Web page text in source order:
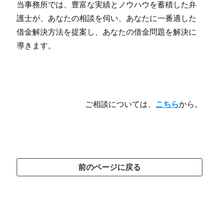
当事務所では、豊富な実績とノウハウを蓄積した弁
護士が、あなたの相談を伺い、あなたに一番適した
借金解決方法を提案し、あなたの借金問題を解決に
導きます。
ご相談については、 こちらから。
前のページに戻る